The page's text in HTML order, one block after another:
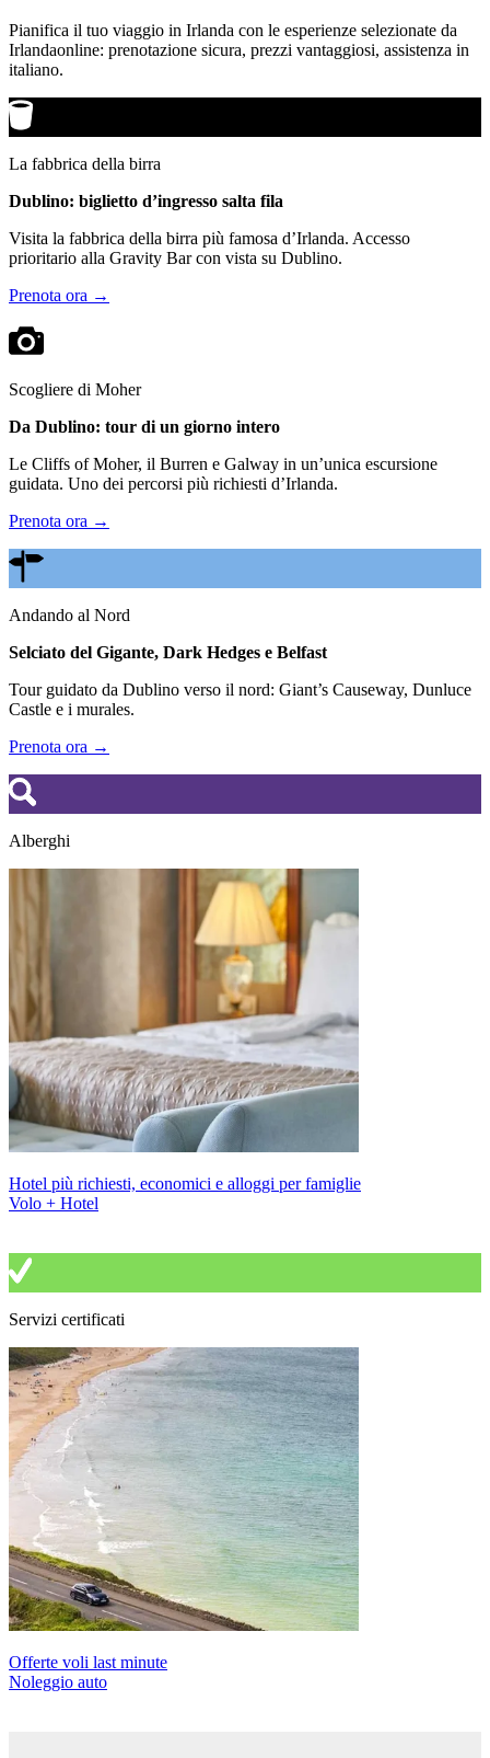
Pianifica il tuo viaggio in Irlanda con le esperienze selezionate da
Irlandaonline: prenotazione sicura, prezzi vantaggiosi, assistenza in
italiano.
La fabbrica della birra
Dublino: biglietto d’ingresso salta fila
Visita la fabbrica della birra più famosa d’Irlanda. Accesso
prioritario alla Gravity Bar con vista su Dublino.
Prenota ora →
Scogliere di Moher
Da Dublino: tour di un giorno intero
Le Cliffs of Moher, il Burren e Galway in un’unica escursione
guidata. Uno dei percorsi più richiesti d’Irlanda.
Prenota ora →
Andando al Nord
Selciato del Gigante, Dark Hedges e Belfast
Tour guidato da Dublino verso il nord: Giant’s Causeway, Dunluce
Castle e i murales.
Prenota ora →
Alberghi
Hotel più richiesti, economici e alloggi per famiglie
Volo + Hotel
Servizi certificati
Offerte voli last minute
Noleggio auto